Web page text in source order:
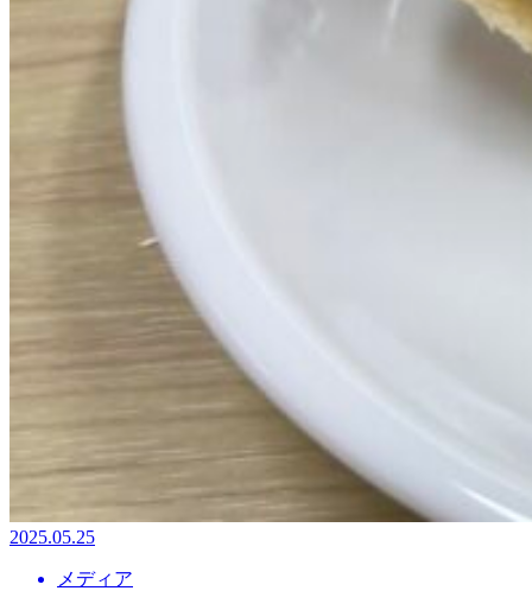
2025.05.25
メディア